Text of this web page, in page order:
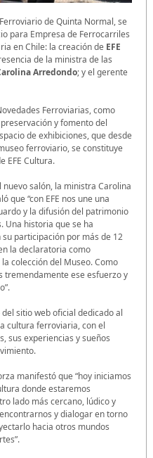
de Quinta Normal, se
para Empresa de Ferrocarriles
en Chile: la creación de EFE
de la ministra de las
Arredondo; y el gerente
Ferroviarias, como
y fomento del
de exhibiciones, que desde
ferroviario, se constituye
EFE Cultura.
salón, la ministra Carolina
que “con EFE nos une una
y la difusión del patrimonio
Una historia que se ha
participación por más de 12
la declaratoria como
colección del Museo. Como
tremendamente ese esfuerzo y
sitio web oficial dedicado al
cultura ferroviaria, con el
sus experiencias y sueños
manifestó que “hoy iniciamos
donde estaremos
lado más cercano, lúdico y
y dialogar en torno
hacia otros mundos